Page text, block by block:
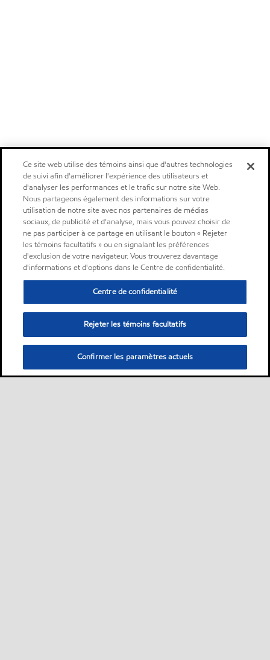
Ce site web utilise des témoins ainsi que d'autres technologies
de suivi afin d'améliorer l'expérience des utilisateurs et
d'analyser les performances et le trafic sur notre site Web.
Nous partageons également des informations sur votre
utilisation de notre site avec nos partenaires de médias
sociaux, de publicité et d'analyse, mais vous pouvez choisir de
ne pas participer à ce partage en utilisant le bouton « Rejeter
les témoins facultatifs » ou en signalant les préférences
d'exclusion de votre navigateur. Vous trouverez davantage
d'informations et d'options dans le Centre de confidentialité.
Centre de confidentialité
Rejeter les témoins facultatifs
Confirmer les paramètres actuels